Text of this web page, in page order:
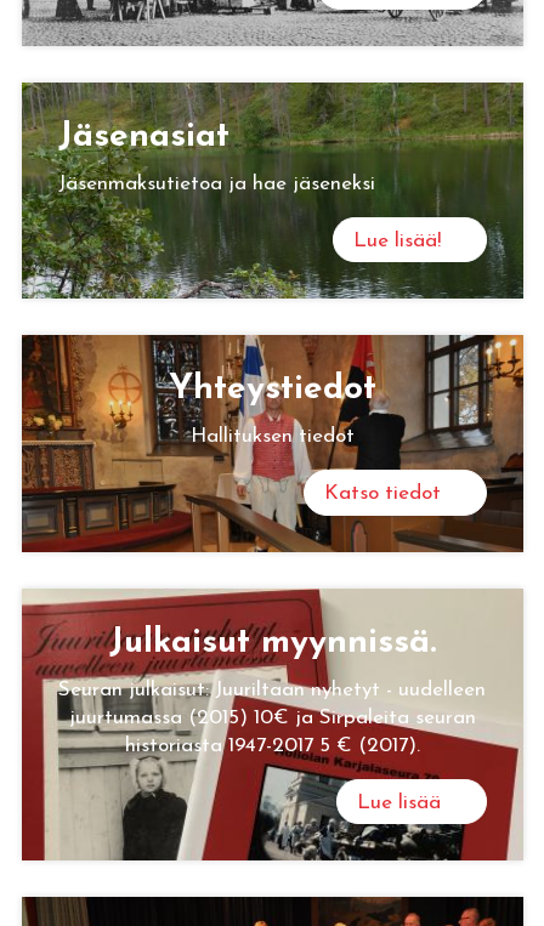
Jä­se­n­asiat
Jäsenmaksutietoa ja hae jäseneksi
Lue lisää!
Yh­teys­tie­dot
Hallituksen tiedot
Katso tiedot
Jul­kai­sut myyn­nis­sä.
Seuran julkaisut: Juuriltaan nyhetyt - uudelleen
juurtumassa (2015) 10€ ja Sirpaleita seuran
historiasta 1947-2017 5 € (2017).
Lue lisää